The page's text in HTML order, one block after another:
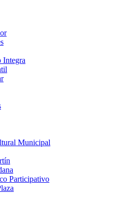
Integra
Municipal
Participativo